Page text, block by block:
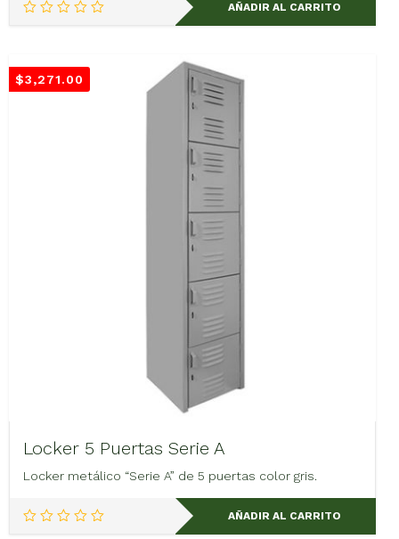
AÑADIR AL CARRITO
$3,271.00
Locker 5 Puertas Serie A
Locker metálico “Serie A” de 5 puertas color gris.
AÑADIR AL CARRITO